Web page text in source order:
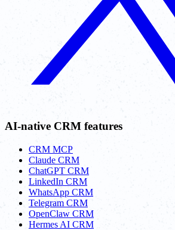
AI-native CRM features
CRM MCP
Claude CRM
ChatGPT CRM
LinkedIn CRM
WhatsApp CRM
Telegram CRM
OpenClaw CRM
Hermes AI CRM